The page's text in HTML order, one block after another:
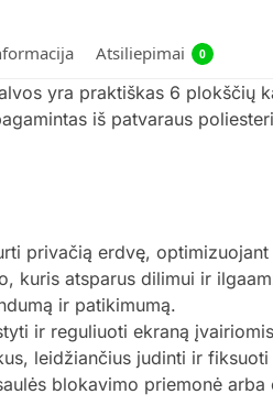
Atsiliepimai 0
yra praktiškas 6 plokščių
iš patvaraus
privačią erdvę,
kuris atsparus dilimui ir
ir patikimumą.
ir reguliuoti ekraną
leidžiančius judinti ir
blokavimo priemonė